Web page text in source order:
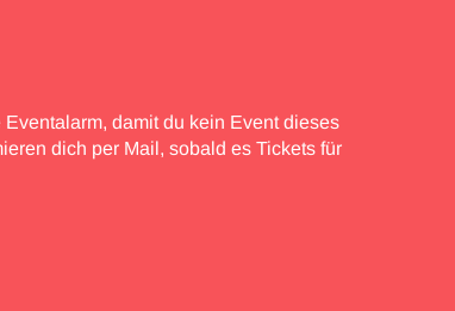
damit du kein Event dieses
dich per Mail, sobald es Tickets für